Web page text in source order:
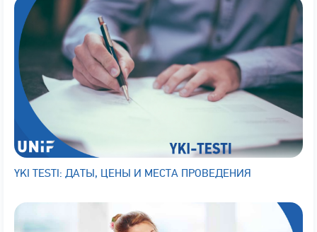
YKI TESTI: ДАТЫ, ЦЕНЫ И МЕСТА ПРОВЕДЕНИЯ